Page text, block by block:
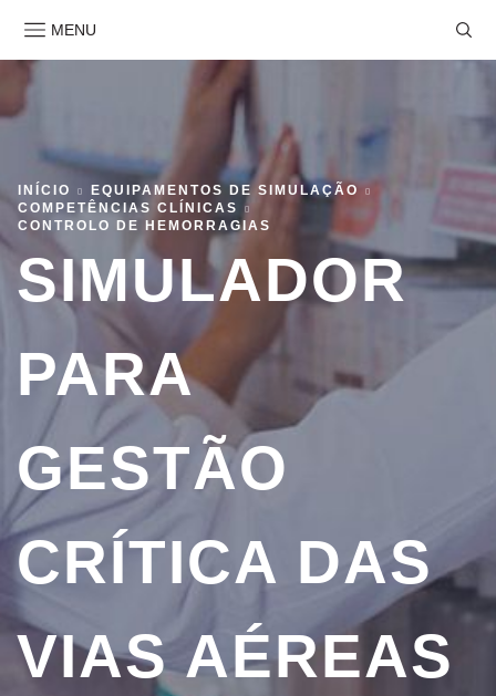
MENU
INÍCIO
EQUIPAMENTOS DE SIMULAÇÃO
COMPETÊNCIAS CLÍNICAS
CONTROLO DE HEMORRAGIAS
SIMULADOR
PARA
GESTÃO
CRÍTICA DAS
VIAS AÉREAS